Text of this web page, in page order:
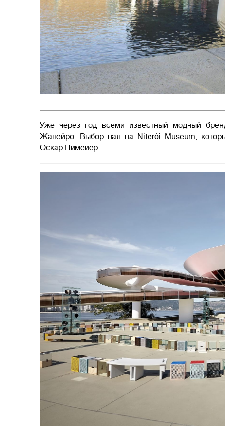
Уже через год всеми известный модный
Жанейро. Выбор пал на Niterói Museum,
Оскар Нимейер.